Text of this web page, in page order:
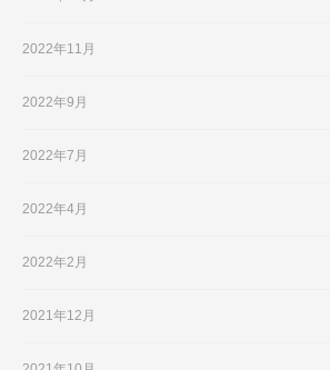
2022年11月
2022年9月
2022年7月
2022年4月
2022年2月
2021年12月